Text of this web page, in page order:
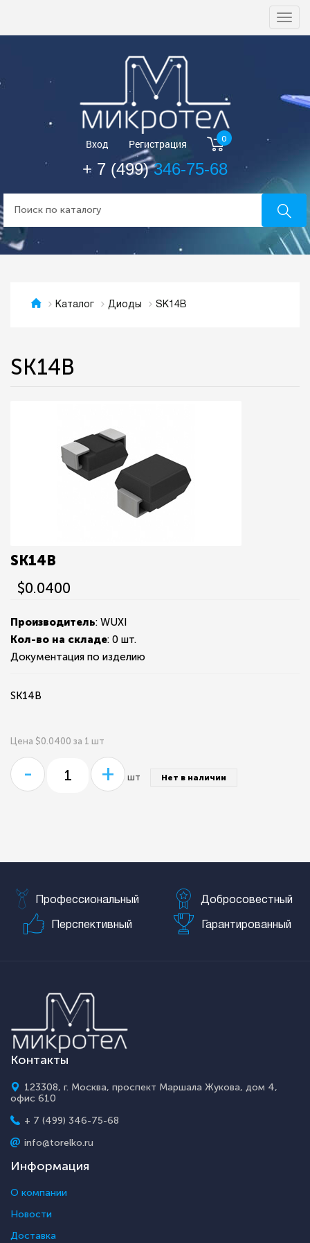
Вход Регистрация 0
+ 7 (499)346-75-68
Каталог Диоды SK14B
SK14B
SK14B
$0.0400
Производитель: WUXI
Кол-во на складе: 0 шт.
Документация по изделию
SK14B
Цена $0.0400 за 1 шт
- + шт Нет в наличии
Профессиональный Добросовестный
Перспективный Гарантированный
Контакты
123308, г. Москва, проспект Маршала Жукова, дом 4,
офис 610
+ 7 (499) 346-75-68
info@torelko.ru
Информация
О компании
Новости
Доставка